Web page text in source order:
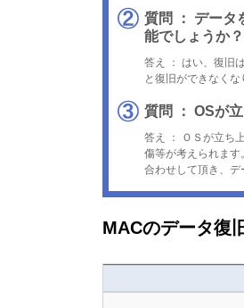
質問 ： データ
能でしょうか？
答え ： はい、復旧
と復旧ができなくな
質問 ： OSが
答え ： ＯＳが立ち
傷等が考えられま
合わせして頂き、
MACのデータ復